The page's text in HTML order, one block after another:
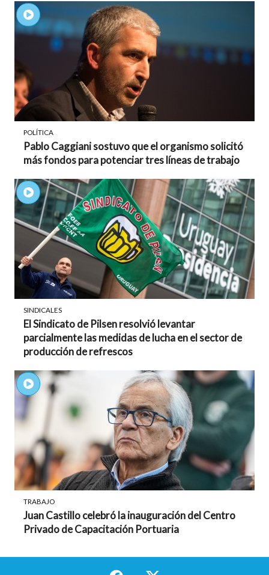
POLÍTICA
Pablo Caggiani sostuvo que el organismo solicitó
más fondos para potenciar tres líneas de trabajo
SINDICALES
El Sindicato de Pilsen resolvió levantar
parcialmente las medidas de lucha en el sector de
producción de refrescos
TRABAJO
Juan Castillo celebró la inauguración del Centro
Privado de Capacitación Portuaria